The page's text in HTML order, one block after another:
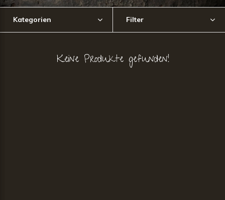
Kategorien Filter
Keine Produkte gefunden!